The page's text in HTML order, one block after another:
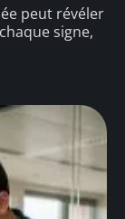
peut révéler
signe,